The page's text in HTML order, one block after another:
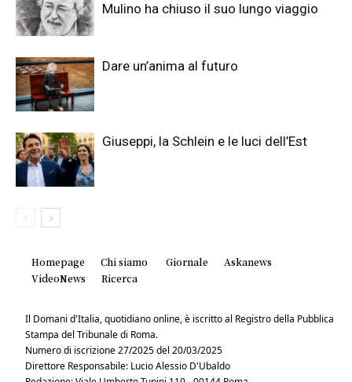
Mulino ha chiuso il suo lungo viaggio
Dare un’anima al futuro
Giuseppi, la Schlein e le luci dell’Est
Homepage Chi siamo Giornale
Askanews
VideoNews
Ricerca
Il Domani d'Italia, quotidiano online, è iscritto al Registro della Pubblica
Stampa del Tribunale di Roma.
Numero di iscrizione 27/2025 del 20/03/2025
Direttore Responsabile: Lucio Alessio D'Ubaldo